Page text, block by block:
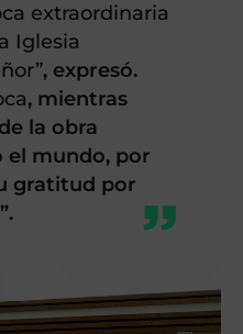
extraordinaria
Iglesia
, expresó.
, mientras
la obra
el mundo, por
gratitud por